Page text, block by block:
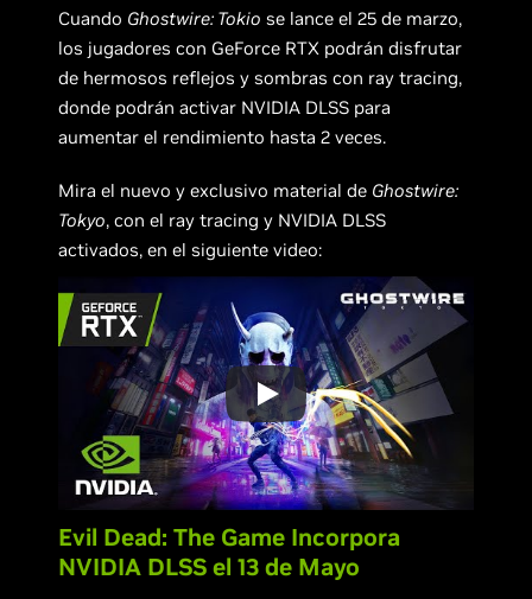
Cuando Ghostwire: Tokio se lance el 25 de marzo,
los jugadores con GeForce RTX podrán disfrutar
de hermosos reflejos y sombras con ray tracing,
donde podrán activar NVIDIA DLSS para
aumentar el rendimiento hasta 2 veces.
Mira el nuevo y exclusivo material de Ghostwire:
Tokyo, con el ray tracing y NVIDIA DLSS
activados, en el siguiente video:
Evil Dead: The Game Incorpora
NVIDIA DLSS el 13 de Mayo